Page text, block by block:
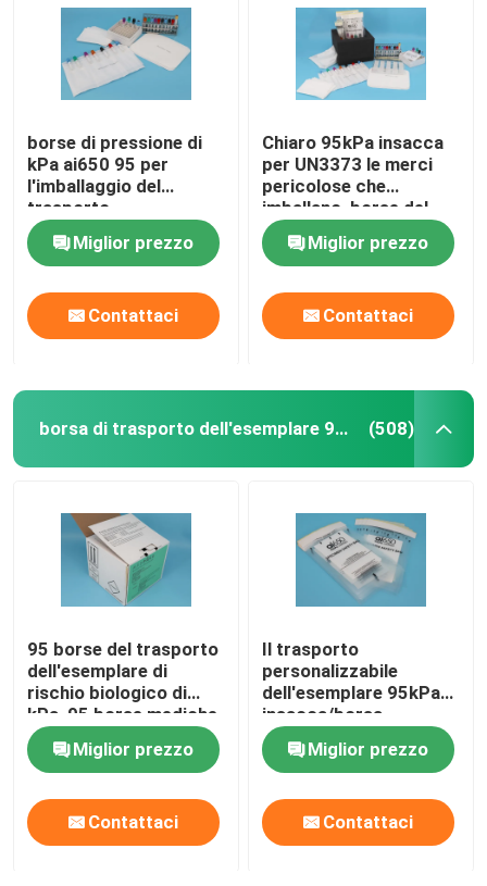
Pacchetti del gel del refrigerante
borse di pressione di
kPa ai650 95 per
l'imballaggio del
trasporto
dell'esemplare di
rischio biologico
Miglior prezzo
Contattaci
Chiaro 95kPa insacca
per UN3373 le merci
pericolose che
imballano, borse del
trasporto
dell'esemplare 95kPa
Miglior prezzo
Contattaci
borsa di trasporto dell'esemplare 95kPa (508)
95 borse del trasporto
dell'esemplare di
rischio biologico di
kPa, 95 borse mediche
di trasferimento di KPa
Miglior prezzo
Contattaci
Il trasporto
personalizzabile
dell'esemplare 95kPa
insacca/borsa
biologica IATA di
rischio approvata
Miglior prezzo
Contattaci